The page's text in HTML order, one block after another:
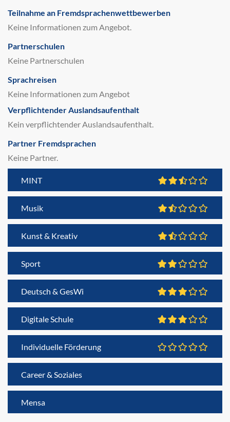
Teilnahme an Fremdsprachenwettbewerben
Keine Informationen zum Angebot.
Partnerschulen
Keine Partnerschulen
Sprachreisen
Keine Informationen zum Angebot
Verpflichtender Auslandsaufenthalt
Kein verpflichtender Auslandsaufenthalt.
Partner Fremdsprachen
Keine Partner.
MINT
Musik
Kunst & Kreativ
Sport
Deutsch & GesWi
Digitale Schule
Individuelle Förderung
Career & Soziales
Mensa